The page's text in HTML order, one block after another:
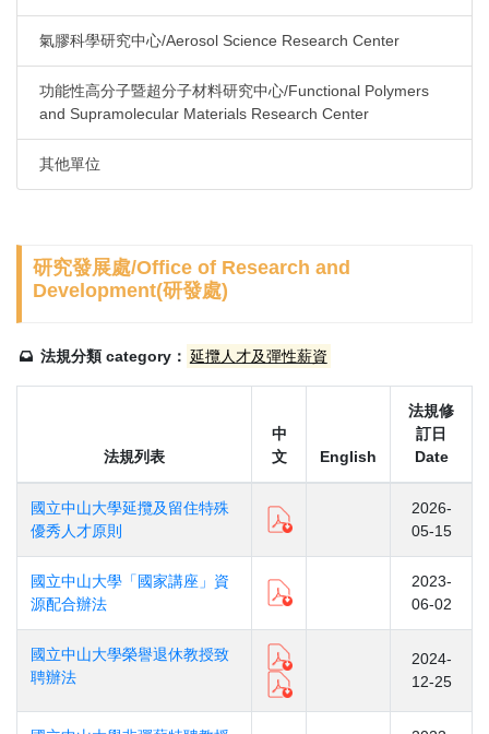
氣膠科學研究中心/Aerosol Science Research Center
功能性高分子暨超分子材料研究中心/Functional Polymers
and Supramolecular Materials Research Center
其他單位
研究發展處/Office of Research and
Development(研發處)
法規分類 category： 延攬人才及彈性薪資
法規列表
中
文
English
法規修
訂日
Date
國立中山大學延攬及留住特殊
優秀人才原則
2026-
05-15
國立中山大學「國家講座」資
源配合辦法
2023-
06-02
國立中山大學榮譽退休教授致
聘辦法
2024-
12-25